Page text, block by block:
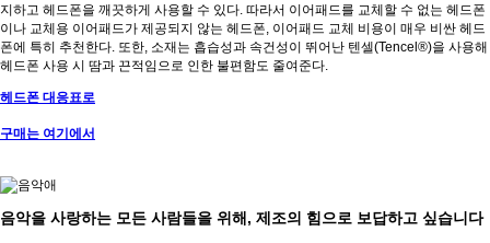
지하고 헤드폰을 깨끗하게 사용할 수 있다. 따라서 이어패드를 교체할 수 없는 헤드폰
이나 교체용 이어패드가 제공되지 않는 헤드폰, 이어패드 교체 비용이 매우 비싼 헤드
폰에 특히 추천한다. 또한, 소재는 흡습성과 속건성이 뛰어난 텐셀(Tencel®)을 사용해
헤드폰 사용 시 땀과 끈적임으로 인한 불편함도 줄여준다.
헤드폰 대응표로
구매는 여기에서
음악을 사랑하는 모든 사람들을 위해, 제조의 힘으로 보답하고 싶습니다